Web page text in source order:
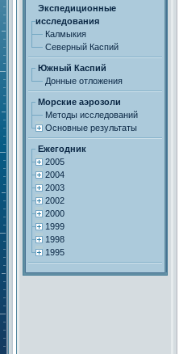
Экспедиционные
исследования
Калмыкия
Северный Каспий
Южный Каспий
Донные отложения
Морские аэрозоли
Методы исследований
Основные результаты
Ежегодник
2005
2004
2003
2002
2000
1999
1998
1995